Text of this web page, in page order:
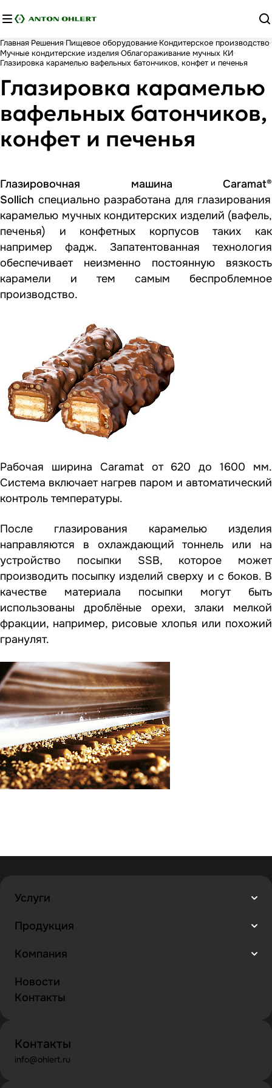
Главная Решения Пищевое оборудование Кондитерское производство
Мучные кондитерские изделия Облагораживание мучных КИ
Глазировка карамелью вафельных батончиков, конфет и печенья
Глазировка карамелью
вафельных батончиков,
конфет и печенья
Глазировочная машина Caramat®
Sollich специально разработана для глазирования
карамелью мучных кондитерских изделий (вафель,
печенья) и конфетных корпусов таких как
например фадж. Запатентованная технология
обеспечивает неизменно постоянную вязкость
карамели и тем самым беспроблемное
производство.
Рабочая ширина Caramat от 620 до 1600 мм.
Система включает нагрев паром и автоматический
контроль температуры.
После глазирования карамелью изделия
направляются в охлаждающий тоннель или на
устройство посыпки SSB, которое может
производить посыпку изделий сверху и с боков. В
качестве материала посыпки могут быть
использованы дроблёные орехи, злаки мелкой
фракции, например, рисовые хлопья или похожий
гранулят.
Услуги
Продукция
Компания
Новости
Контакты
Контакты
info@ohlert.ru